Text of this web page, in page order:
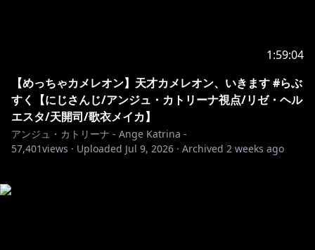
1:59:04
【めっちゃカメレオン】天才カメレオン、いきます #らぶ
すく【にじさんじ/アンジュ・カトリーナ視点/リゼ・ヘル
エスタ/天開司/歌衣メイカ】
アンジュ・カトリーナ - Ange Katrina -
57,401views · Uploaded Jul 9, 2026 · Archived 2 weeks ago